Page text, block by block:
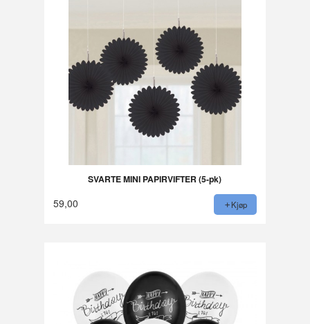
SVARTE MINI PAPIRVIFTER (5-pk)
59,00 Kjøp